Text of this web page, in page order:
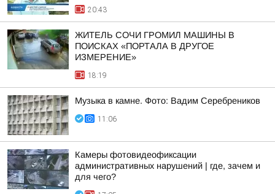
20:43
ЖИТЕЛЬ СОЧИ ГРОМИЛ МАШИНЫ В
ПОИСКАХ «ПОРТАЛА В ДРУГОЕ
ИЗМЕРЕНИЕ»
18:19
Музыка в камне. Фото: Вадим Серебреников
11:06
Камеры фотовидеофиксации
административных нарушений | где, зачем и
для чего?